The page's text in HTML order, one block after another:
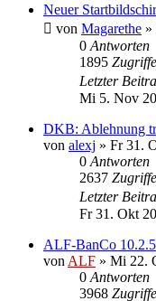
Neuer
von Magarethe »
0 Antworten
1895 Zugriffe
Letzter
Mi 5. Nov
DKB: Ablehnung
von alexj » Fr 31.
0 Antworten
2637 Zugriffe
Letzter
Fr 31. Okt
ALF-BanCo 10.2.5
von ALF » Mi 22.
0 Antworten
3968 Zugriffe